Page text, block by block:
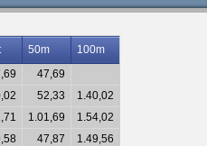
50m
100m
47,69
52,33
1.40,02
1.01,69
1.54,02
47,87 1.49,56